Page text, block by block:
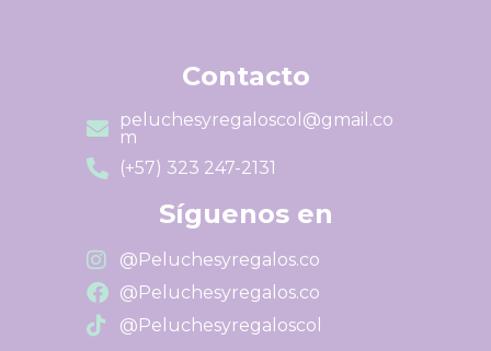
Contacto
peluchesyregaloscol@gmail.co
m
(+57) 323 247-2131
Síguenos en
@Peluchesyregalos.co
@Peluchesyregalos.co
@Peluchesyregaloscol